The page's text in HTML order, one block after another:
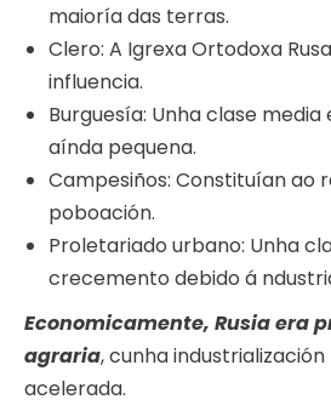
maioría das terras.
Clero: A Igrexa Ortodoxa
influencia.
Burguesía: Unha clase
aínda pequena.
Campesiños: Constituían ao
poboación.
Proletariado urbano: Unha
crecemento debido á
Economicamente, Rusia era
agraria, cunha
acelerada.